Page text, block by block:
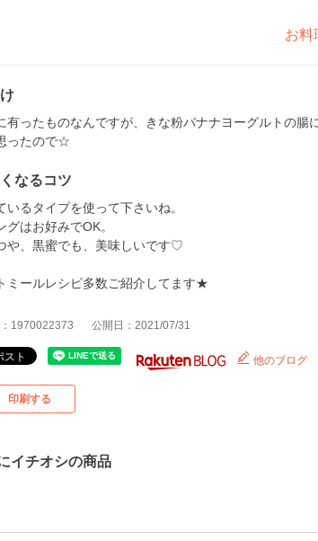
お料
有ったものなんですが、きな粉バナナヨーグルトの腸
ったので☆
なるコツ
いるタイプを使って下さいね。
グはお好みでOK。
や、黒蜜でも、美味しいです♡
ミールレシピ多数ご紹介してます★
1970022373 公開日：2021/07/31
他のブログ
印刷する
イチオシの商品